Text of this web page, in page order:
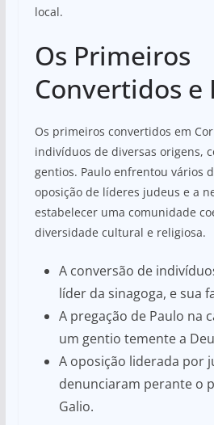
local.
Os Primeiros
Convertidos e
Os primeiros convertidos em
indivíduos de diversas origens,
gentios. Paulo enfrentou vários
oposição de líderes judeus e a
estabelecer uma comunidade
diversidade cultural e religiosa.
A conversão de
líder da sinagoga, e sua
A pregação de Paulo na
um gentio temente a
A oposição liderada por
denunciaram perante o
Galio.